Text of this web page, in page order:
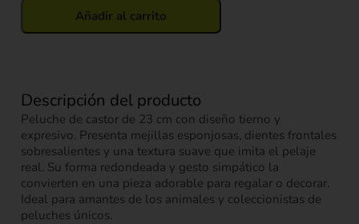
Descripción del producto
Peluche de castor de 23 cm con diseño tierno y
expresivo. Presenta mejillas esponjosas, dientes frontales
sobresalientes y una textura suave que imita el pelaje
real. Su forma redondeada y gesto simpático la
convierten en una pieza adorable para regalar o decorar.
Ideal para amantes de los animales y coleccionistas de
peluches únicos.
Añadir al carrito